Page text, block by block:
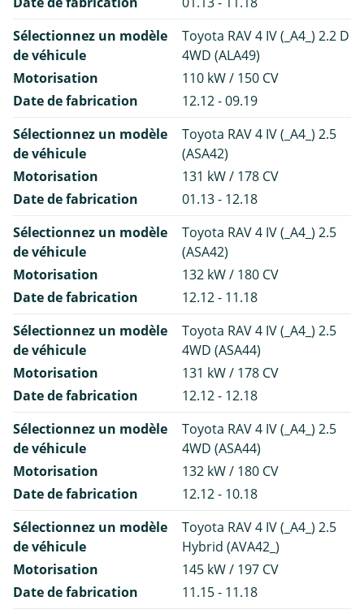
Sélectionnez un modèle
de véhicule
Toyota RAV 4 IV (_A4_) 2.2 D
4WD (ALA49)
Motorisation
110 kW / 150 CV
Date de fabrication
12.12 - 09.19
Sélectionnez un modèle
de véhicule
Toyota RAV 4 IV (_A4_) 2.5
(ASA42)
Motorisation
131 kW / 178 CV
Date de fabrication
01.13 - 12.18
Sélectionnez un modèle
de véhicule
Toyota RAV 4 IV (_A4_) 2.5
(ASA42)
Motorisation
132 kW / 180 CV
Date de fabrication
12.12 - 11.18
Sélectionnez un modèle
de véhicule
Toyota RAV 4 IV (_A4_) 2.5
4WD (ASA44)
Motorisation
131 kW / 178 CV
Date de fabrication
12.12 - 12.18
Sélectionnez un modèle
de véhicule
Toyota RAV 4 IV (_A4_) 2.5
4WD (ASA44)
Motorisation
132 kW / 180 CV
Date de fabrication
12.12 - 10.18
Sélectionnez un modèle
de véhicule
Toyota RAV 4 IV (_A4_) 2.5
Hybrid (AVA42_)
Motorisation
145 kW / 197 CV
Date de fabrication
11.15 - 11.18